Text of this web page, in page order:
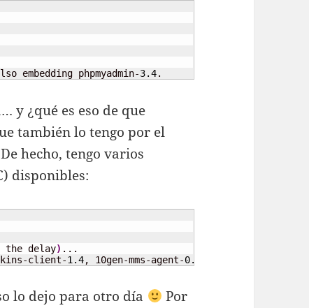
embedding phpmyadmin-3.4.
y ¿qué es eso de que
también lo tengo por el
De hecho, tengo varios
disponibles:
the delay) ...
client-1.4, 10gen-mms-agent-0.1
lo dejo para otro día
Por